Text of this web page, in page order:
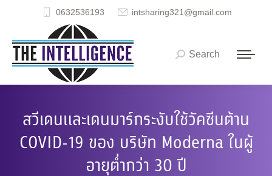
0632536193 intsharing321@gmail.com
Search:
Search
สวีเดนและเดนมาร์กระงับใช้วัคซีนต้าน
COVID-19 ของ บริษัท Moderna ในผู้
อายุต่ำกว่า 30 ปี